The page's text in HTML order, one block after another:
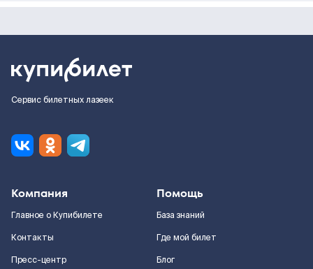
Сервис билетных лазеек
Компания
Главное о Купибилете
Контакты
Пресс-центр
Помощь
База знаний
Где мой билет
Блог